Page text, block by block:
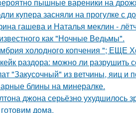
купера засняли на прогулке с
гашева и Наталья меклин -
как "Ночные Ведьмы".
холодного копчения "; ЕЩЕ
раздора: можно ли разрушить
"Закусочный" из ветчины, яиц и
блины на минералке.
джона серьёзно ухудшилось
дoмa.